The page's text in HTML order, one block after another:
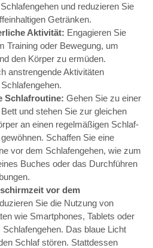
und reduzieren Sie
Getränken.
Aktivität: Engagieren Sie
Training oder Bewegung, um
den Körper zu ermüden.
anstrengende Aktivitäten
Schlafroutine: Gehen Sie zu einer
und stehen Sie zur gleichen
an einen regelmäßigen Schlaf-
Schaffen Sie eine
vor dem Schlafengehen, wie zum
Buches oder das Durchführen
vor dem
Sie die Nutzung von
wie Smartphones, Tablets oder
Das blaue Licht
Schlaf stören. Stattdessen